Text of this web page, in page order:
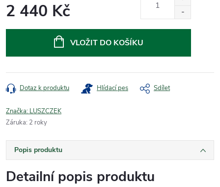
2 440 Kč
VLOŽIT DO KOŠÍKU
Dotaz k produktu Hlídací pes Sdílet
Značka: LUSZCZEK
Záruka: 2 roky
Popis produktu
Detailní popis produktu